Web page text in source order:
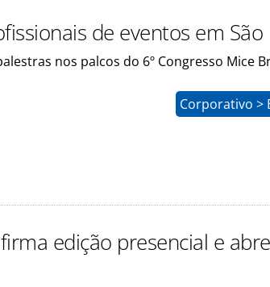
de eventos em São
nos palcos do 6º Congresso Mice
Corporativo >
edição presencial e abre